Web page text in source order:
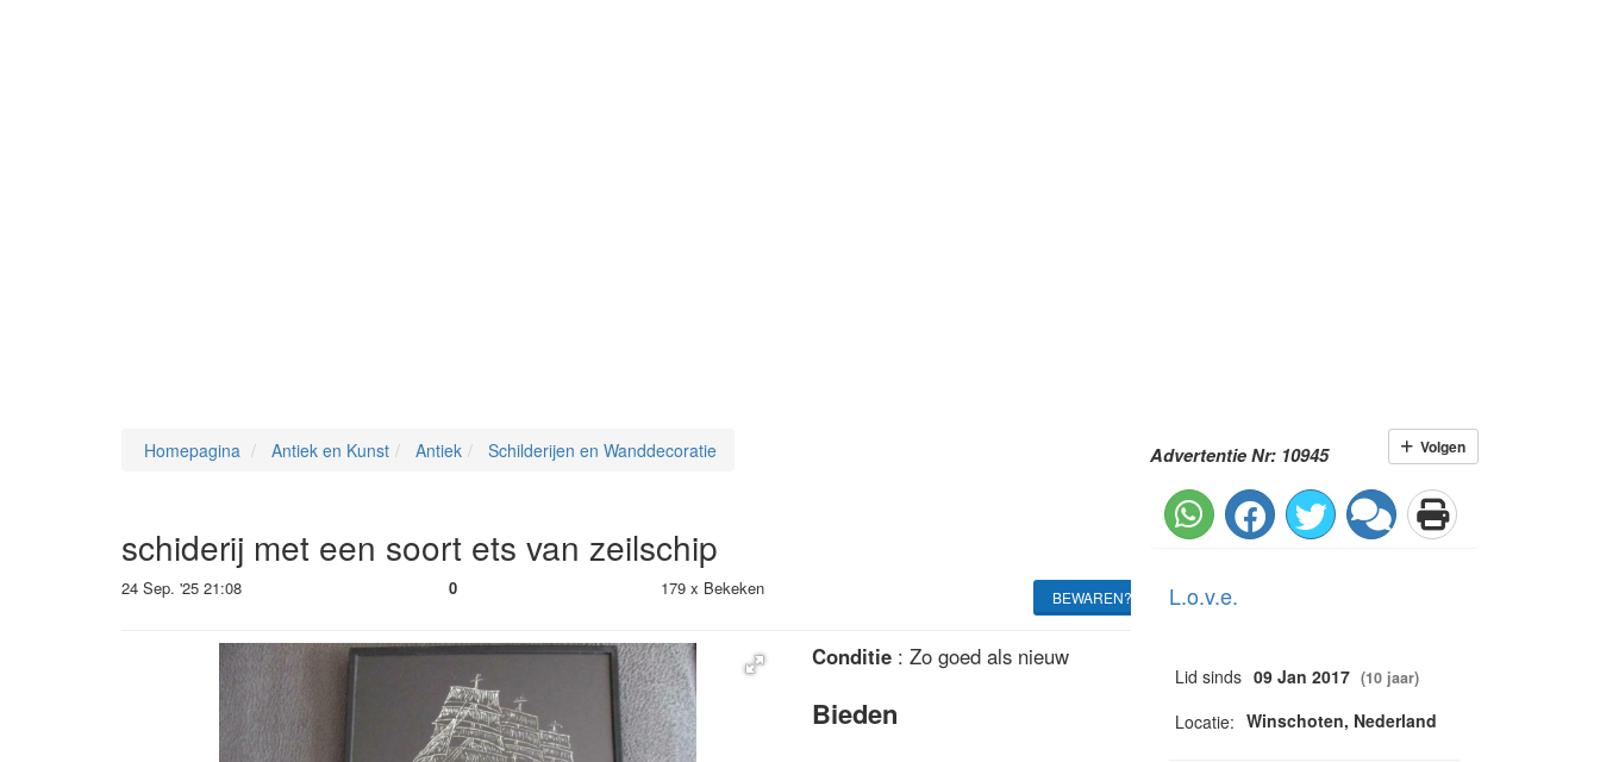
Homepagina Antiek en Kunst Antiek Schilderijen en Wanddecoratie
schiderij met een soort ets van zeilschip
24 Sep. '25 21:08 0 179 x Bekeken BEWAREN?
Conditie: Zo goed als nieuw
Bieden
Advertentie Nr: 10945 Volgen
L.o.v.e.
Lid sinds 09 Jan 2017 (10 jaar)
Locatie: Winschoten, Nederland